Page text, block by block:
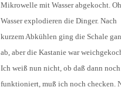
Mikrowelle mit Wasser abgekocht.
Wasser explodieren die Dinger. Nach
kurzem Abkühlen ging die Schale
ab, aber die Kastanie war
Ich weiß nun nicht, ob daß dann noch
funktioniert, muß ich noch checken.